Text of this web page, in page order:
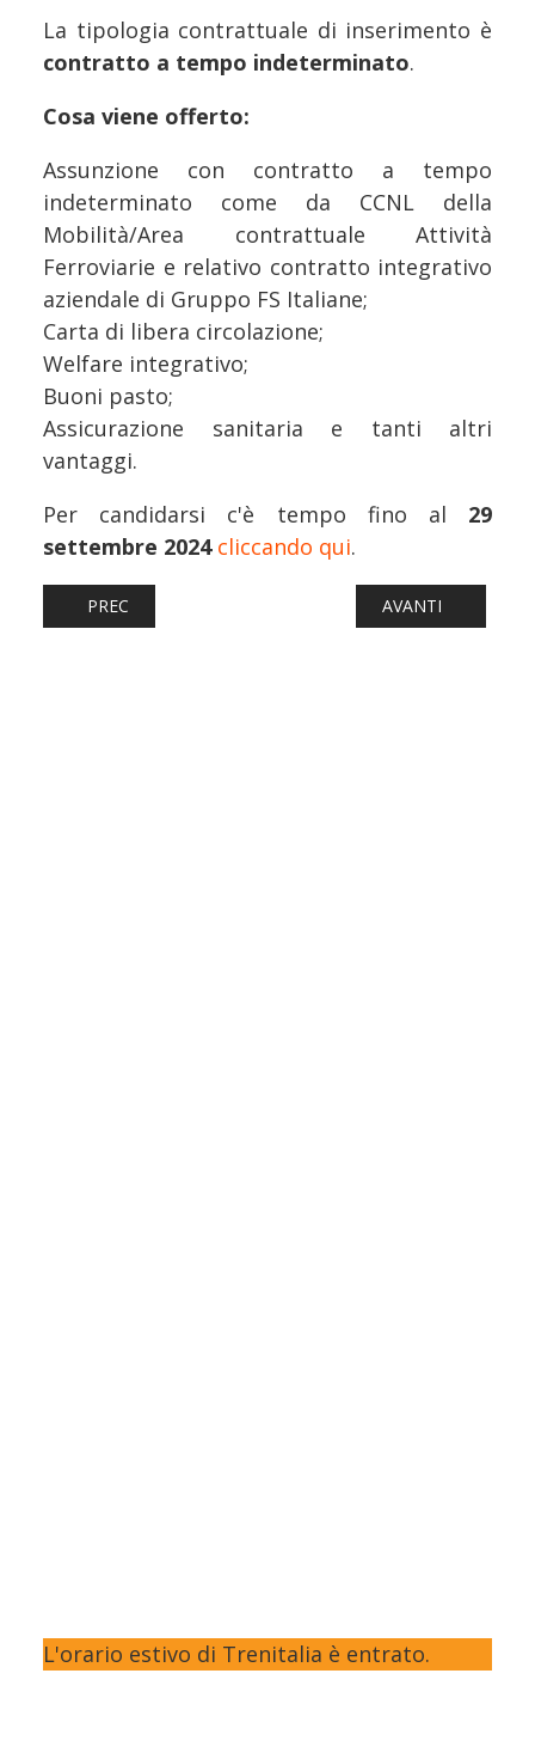
La tipologia contrattuale di inserimento è
contratto a tempo indeterminato.
Cosa viene offerto:
Assunzione con contratto a tempo
indeterminato come da CCNL della
Mobilità/Area contrattuale Attività
Ferroviarie e relativo contratto integrativo
aziendale di Gruppo FS Italiane;
Carta di libera circolazione;
Welfare integrativo;
Buoni pasto;
Assicurazione sanitaria e tanti altri
vantaggi.
Per candidarsi c'è tempo fino al 29
settembre 2024 cliccando qui.
ARTICOLO PRECEDENTE: AUTOBUS: FNM AUTOSERVIZI
PREC ARTICOLO
AVANTI
L'orario estivo di Trenitalia è entrato.